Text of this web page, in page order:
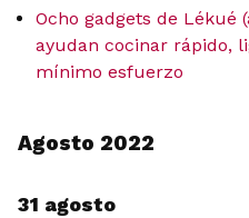
Ocho gadgets de Lékué
ayudan cocinar rápido,
mínimo esfuerzo
Agosto 2022
31 agosto